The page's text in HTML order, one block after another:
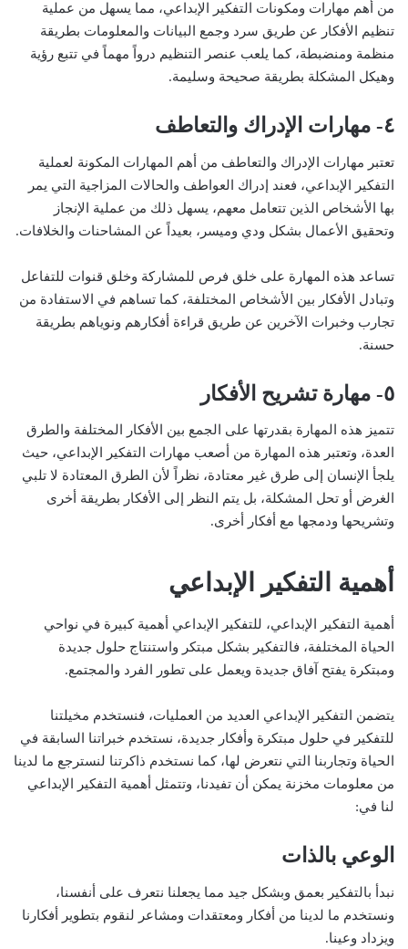
من أهم مهارات ومكونات التفكير الإبداعي، مما يسهل من عملية
تنظيم الأفكار عن طريق سرد وجمع البيانات والمعلومات بطريقة
منظمة ومنضبطة، كما يلعب عنصر التنظيم درواً مهماً في تتبع رؤية
وهيكل المشكلة بطريقة صحيحة وسليمة.
٤- مهارات الإدراك والتعاطف
تعتبر مهارات الإدراك والتعاطف من أهم المهارات المكونة لعملية
التفكير الإبداعي، فعند إدراك العواطف والحالات المزاجية التي يمر
بها الأشخاص الذين تتعامل معهم، يسهل ذلك من عملية الإنجاز
وتحقيق الأعمال بشكل ودي وميسر، بعيداً عن المشاحنات والخلافات.
تساعد هذه المهارة على خلق فرص للمشاركة وخلق قنوات للتفاعل
وتبادل الأفكار بين الأشخاص المختلفة، كما تساهم في الاستفادة من
تجارب وخبرات الآخرين عن طريق قراءة أفكارهم ونوياهم بطريقة
حسنة.
٥- مهارة تشريح الأفكار
تتميز هذه المهارة بقدرتها على الجمع بين الأفكار المختلفة والطرق
العدة، وتعتبر هذه المهارة من أصعب مهارات التفكير الإبداعي، حيث
يلجأ الإنسان إلى طرق غير معتادة، نظراً لأن الطرق المعتادة لا تلبي
الغرض أو تحل المشكلة، بل يتم النظر إلى الأفكار بطريقة أخرى
وتشريحها ودمجها مع أفكار أخرى.
أهمية التفكير الإبداعي
أهمية التفكير الإبداعي، للتفكير الإبداعي أهمية كبيرة في نواحي
الحياة المختلفة، فالتفكير بشكل مبتكر واستنتاج حلول جديدة
ومبتكرة يفتح آفاق جديدة ويعمل على تطور الفرد والمجتمع.
يتضمن التفكير الإبداعي العديد من العمليات، فنستخدم مخيلتنا
للتفكير في حلول مبتكرة وأفكار جديدة، نستخدم خبراتنا السابقة في
الحياة وتجاربنا التي نتعرض لها، كما نستخدم ذاكرتنا لنسترجع ما لدينا
من معلومات مخزنة يمكن أن تفيدنا، وتتمثل أهمية التفكير الإبداعي
لنا في:
الوعي بالذات
نبدأ بالتفكير بعمق وبشكل جيد مما يجعلنا نتعرف على أنفسنا،
ونستخدم ما لدينا من أفكار ومعتقدات ومشاعر لنقوم بتطوير أفكارنا
ويزداد وعينا.